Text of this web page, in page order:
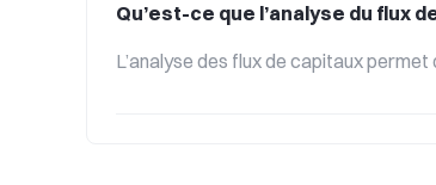
Qu’est-ce que l’analyse du flux
L’analyse des flux de capitaux